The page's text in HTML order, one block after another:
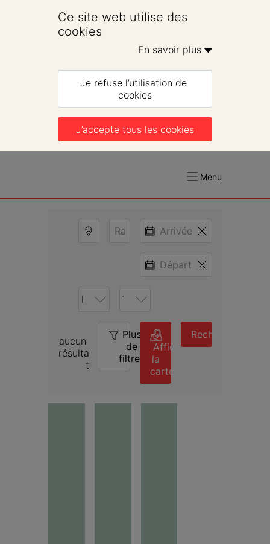
Ce site web utilise des
cookies
En savoir plus
Je refuse l’utilisation de
cookies
J’accepte tous les cookies
Menu
aucun
résulta
t
Plus
de
filtres
0
Afficher
la
carte
Rechercher